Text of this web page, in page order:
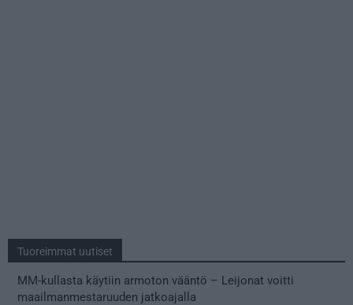
Tuoreimmat uutiset
MM-kullasta käytiin armoton vääntö – Leijonat voitti
maailmanmestaruuden jatkoajalla